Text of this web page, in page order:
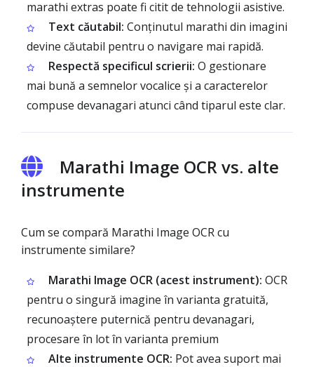
marathi extras poate fi citit de tehnologii asistive.
Text căutabil: Conținutul marathi din imagini
devine căutabil pentru o navigare mai rapidă.
Respectă specificul scrierii: O gestionare
mai bună a semnelor vocalice și a caracterelor
compuse devanagari atunci când tiparul este clar.
Marathi Image OCR vs. alte
instrumente
Cum se compară Marathi Image OCR cu
instrumente similare?
Marathi Image OCR (acest instrument): OCR
pentru o singură imagine în varianta gratuită,
recunoaștere puternică pentru devanagari,
procesare în lot în varianta premium
Alte instrumente OCR: Pot avea suport mai